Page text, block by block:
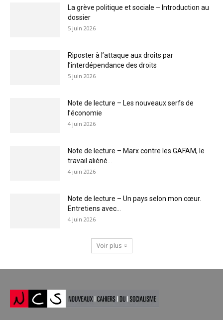
La grève politique et sociale – Introduction au
dossier
5 juin 2026
Riposter à l’attaque aux droits par
l’interdépendance des droits
5 juin 2026
Note de lecture – Les nouveaux serfs de
l’économie
4 juin 2026
Note de lecture – Marx contre les GAFAM, le
travail aliéné...
4 juin 2026
Note de lecture – Un pays selon mon cœur.
Entretiens avec...
4 juin 2026
Voir plus